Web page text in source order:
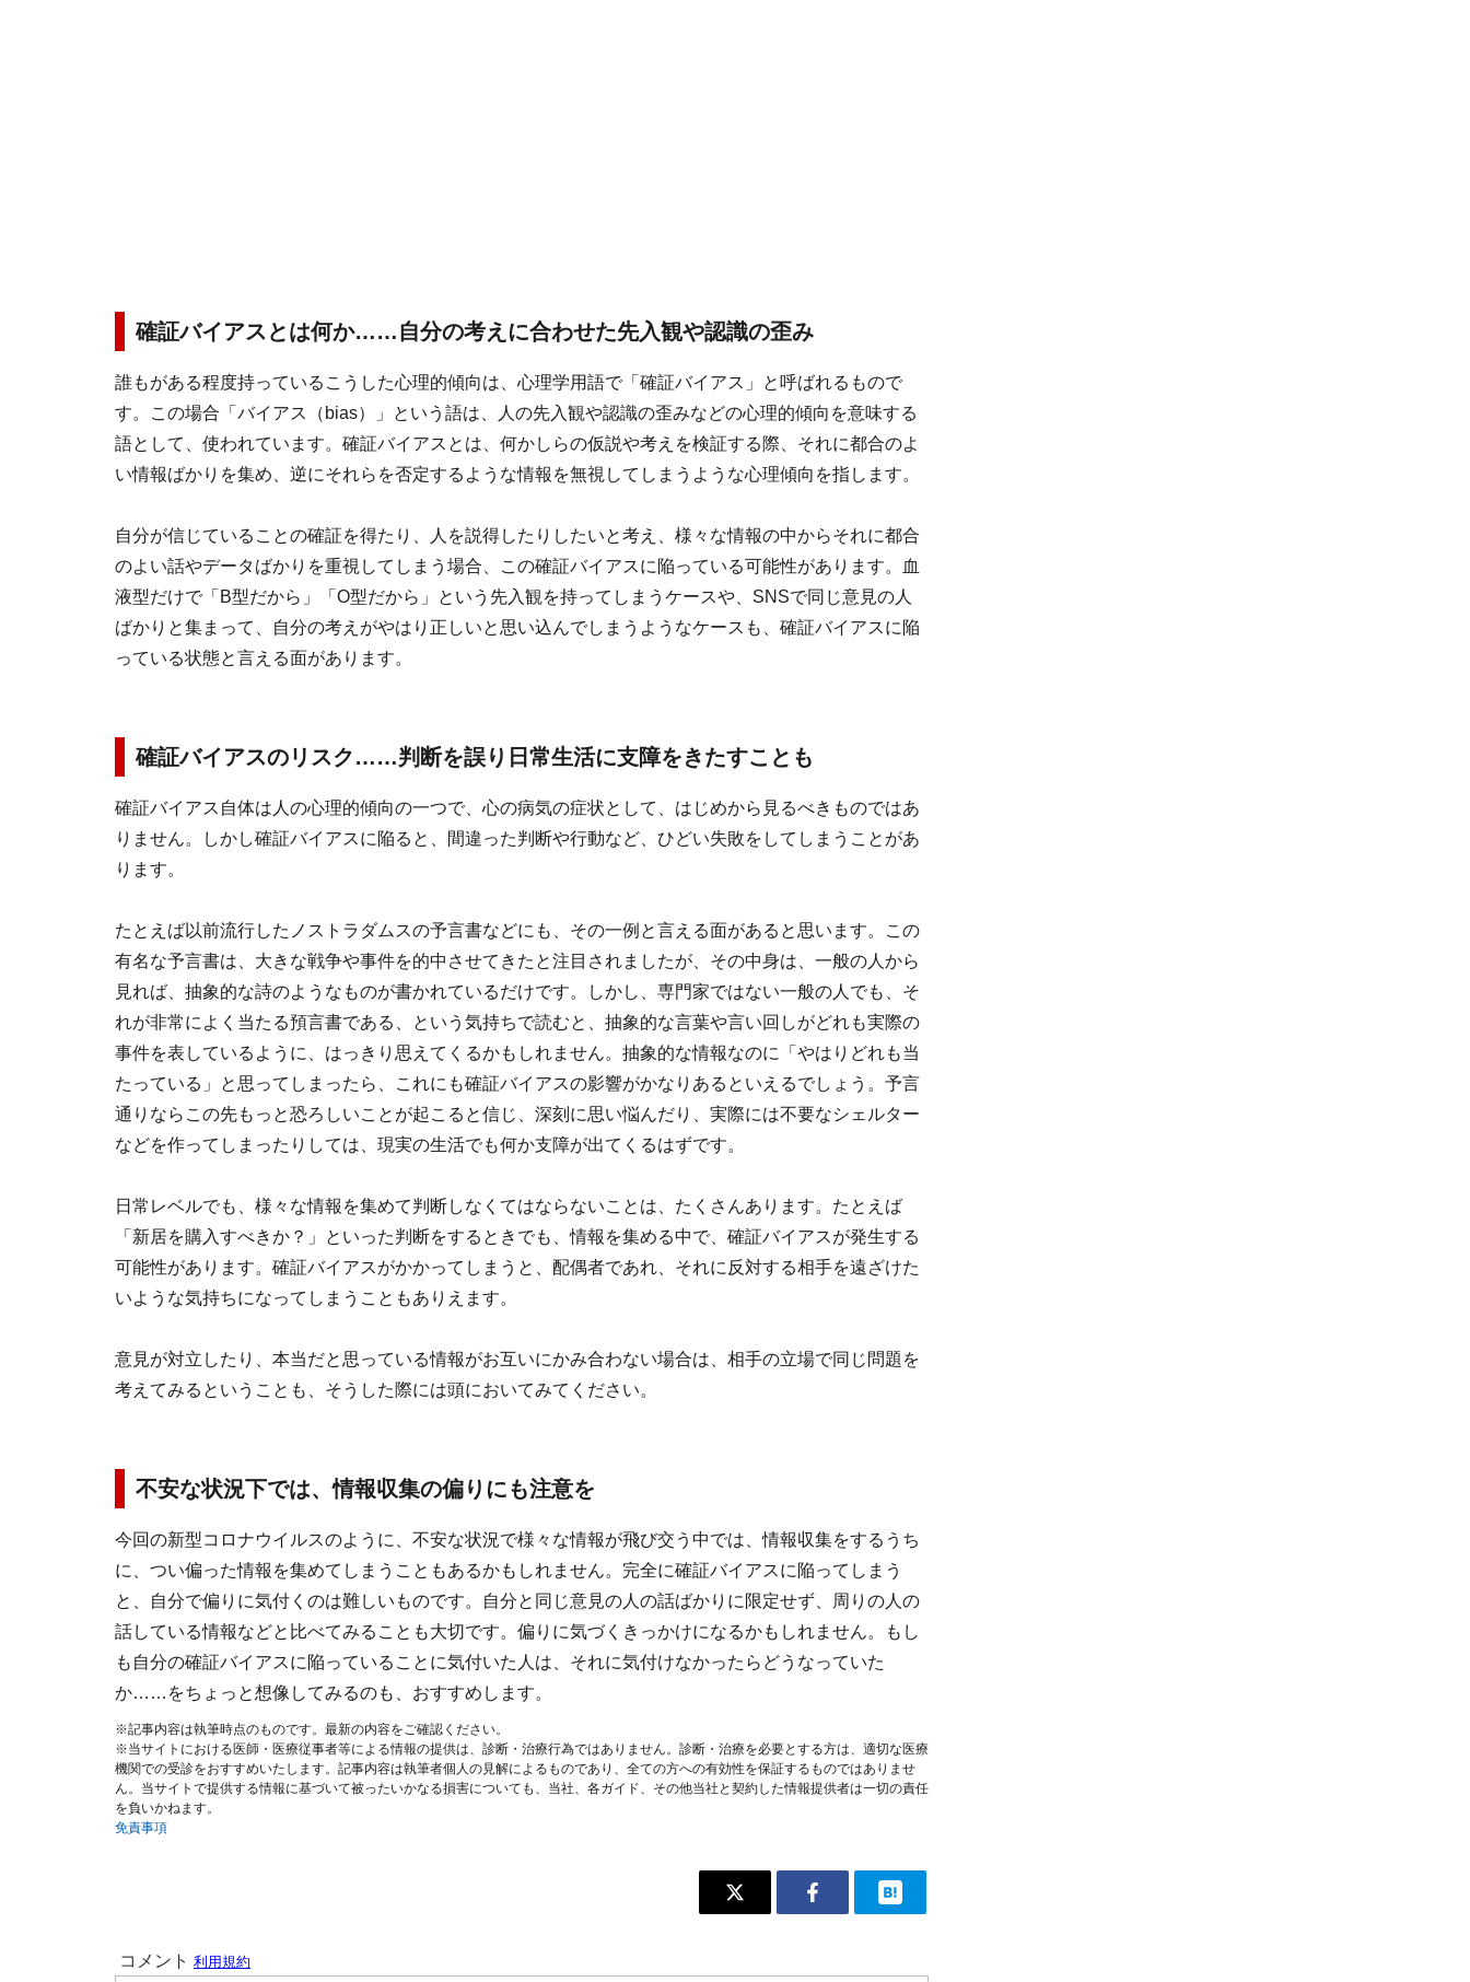
確証バイアスとは何か……自分の考えに合わせた先入観や認識の歪み
誰もがある程度持っているこうした心理的傾向は、心理学用語で「確証バイアス」と呼ばれるもので
す。この場合「バイアス（bias）」という語は、人の先入観や認識の歪みなどの心理的傾向を意味する
語として、使われています。確証バイアスとは、何かしらの仮説や考えを検証する際、それに都合のよ
い情報ばかりを集め、逆にそれらを否定するような情報を無視してしまうような心理傾向を指します。
自分が信じていることの確証を得たり、人を説得したりしたいと考え、様々な情報の中からそれに都合
のよい話やデータばかりを重視してしまう場合、この確証バイアスに陥っている可能性があります。血
液型だけで「B型だから」「O型だから」という先入観を持ってしまうケースや、SNSで同じ意見の人
ばかりと集まって、自分の考えがやはり正しいと思い込んでしまうようなケースも、確証バイアスに陥
っている状態と言える面があります。
確証バイアスのリスク……判断を誤り日常生活に支障をきたすことも
確証バイアス自体は人の心理的傾向の一つで、心の病気の症状として、はじめから見るべきものではあ
りません。しかし確証バイアスに陥ると、間違った判断や行動など、ひどい失敗をしてしまうことがあ
ります。
たとえば以前流行したノストラダムスの予言書などにも、その一例と言える面があると思います。この
有名な予言書は、大きな戦争や事件を的中させてきたと注目されましたが、その中身は、一般の人から
見れば、抽象的な詩のようなものが書かれているだけです。しかし、専門家ではない一般の人でも、そ
れが非常によく当たる預言書である、という気持ちで読むと、抽象的な言葉や言い回しがどれも実際の
事件を表しているように、はっきり思えてくるかもしれません。抽象的な情報なのに「やはりどれも当
たっている」と思ってしまったら、これにも確証バイアスの影響がかなりあるといえるでしょう。予言
通りならこの先もっと恐ろしいことが起こると信じ、深刻に思い悩んだり、実際には不要なシェルター
などを作ってしまったりしては、現実の生活でも何か支障が出てくるはずです。
日常レベルでも、様々な情報を集めて判断しなくてはならないことは、たくさんあります。たとえば
「新居を購入すべきか？」といった判断をするときでも、情報を集める中で、確証バイアスが発生する
可能性があります。確証バイアスがかかってしまうと、配偶者であれ、それに反対する相手を遠ざけた
いような気持ちになってしまうこともありえます。
意見が対立したり、本当だと思っている情報がお互いにかみ合わない場合は、相手の立場で同じ問題を
考えてみるということも、そうした際には頭においてみてください。
不安な状況下では、情報収集の偏りにも注意を
今回の新型コロナウイルスのように、不安な状況で様々な情報が飛び交う中では、情報収集をするうち
に、つい偏った情報を集めてしまうこともあるかもしれません。完全に確証バイアスに陥ってしまう
と、自分で偏りに気付くのは難しいものです。自分と同じ意見の人の話ばかりに限定せず、周りの人の
話している情報などと比べてみることも大切です。偏りに気づくきっかけになるかもしれません。もし
も自分の確証バイアスに陥っていることに気付いた人は、それに気付けなかったらどうなっていた
か……をちょっと想像してみるのも、おすすめします。
※記事内容は執筆時点のものです。最新の内容をご確認ください。
※当サイトにおける医師・医療従事者等による情報の提供は、診断・治療行為ではありません。診断・治療を必要とする方は、適切な医療
機関での受診をおすすめいたします。記事内容は執筆者個人の見解によるものであり、全ての方への有効性を保証するものではありませ
ん。当サイトで提供する情報に基づいて被ったいかなる損害についても、当社、各ガイド、その他当社と契約した情報提供者は一切の責任
を負いかねます。
免責事項